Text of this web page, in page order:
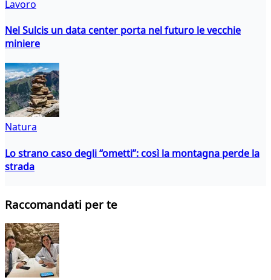
Lavoro
Nel Sulcis un data center porta nel futuro le vecchie
miniere
Natura
Lo strano caso degli “ometti”: così la montagna perde la
strada
Raccomandati per te